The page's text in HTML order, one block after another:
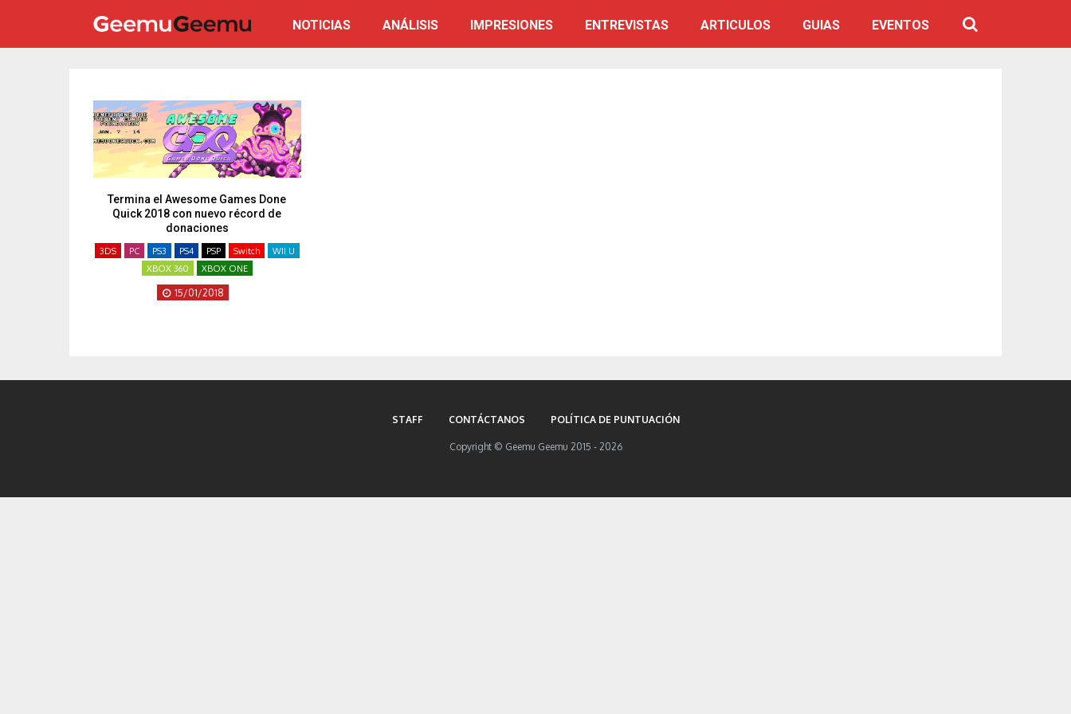
NOTICIAS ANÁLISIS IMPRESIONES ENTREVISTAS ARTICULOS GUIAS EVENTOS
Termina el Awesome Games Done
Quick 2018 con nuevo récord de
donaciones
3DS PC PS3 PS4 PSP Switch
WII U
XBOX 360
XBOX ONE
15/01/2018
STAFF CONTÁCTANOS POLÍTICA DE PUNTUACIÓN
Copyright © Geemu Geemu 2015 - 2026